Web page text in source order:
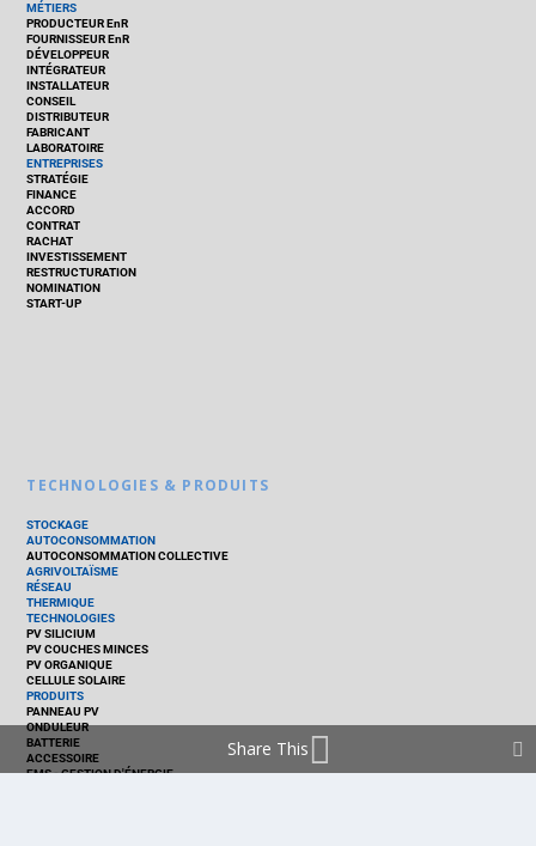
MÉTIERS
PRODUCTEUR EnR
FOURNISSEUR EnR
DÉVELOPPEUR
INTÉGRATEUR
INSTALLATEUR
CONSEIL
DISTRIBUTEUR
FABRICANT
LABORATOIRE
ENTREPRISES
STRATÉGIE
FINANCE
ACCORD
CONTRAT
RACHAT
INVESTISSEMENT
RESTRUCTURATION
NOMINATION
START-UP
TECHNOLOGIES & PRODUITS
STOCKAGE
AUTOCONSOMMATION
AUTOCONSOMMATION COLLECTIVE
AGRIVOLTAÏSME
RÉSEAU
THERMIQUE
TECHNOLOGIES
PV SILICIUM
PV COUCHES MINCES
PV ORGANIQUE
CELLULE SOLAIRE
PRODUITS
PANNEAU PV
ONDULEUR
BATTERIE
ACCESSOIRE
EMS - GESTION D'ÉNERGIE
Share This